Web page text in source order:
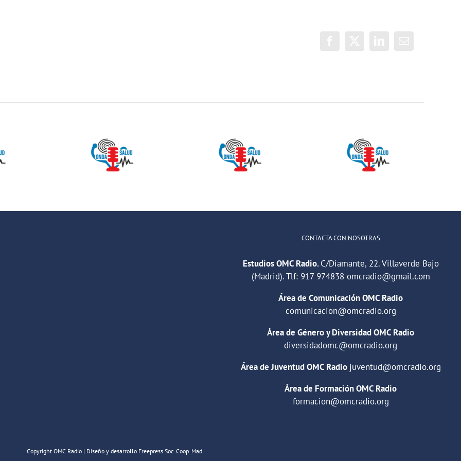
SALUD:
ONDA SALUD:
Hablamos
sobre hábitos
ONDA SALUD-
Mitos sobre el
Onda Salud:
No es difícil
comunicarse
CONTACTA CON NOSOTRAS
Estudios OMC Radio.C/Diamante, 22. Villaverde Bajo
(Madrid). Tlf: 917 974838 omcradio@gmail.com
Área de Comunicación OMC Radio
comunicacion@omcradio.org
Área de Género y Diversidad OMC Radio
diversidadomc@omcradio.org
Área de Juventud OMC Radio juventud@omcradio.org
Área de Formación OMC Radio
formacion@omcradio.org
Copyright OMC Radio | Diseño y desarrollo Freepress Soc. Coop. Mad.